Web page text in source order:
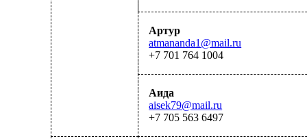
Артур
atmananda1@mail.ru
+7 701 764 1004
Аида
aisek79@mail.ru
+7 705 563 6497